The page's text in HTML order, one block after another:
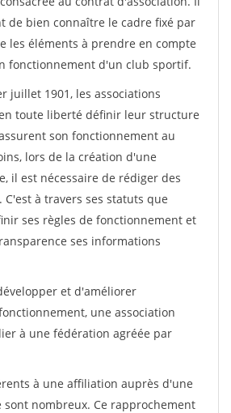
de bien connaître le cadre fixé par
les éléments à prendre en compte
fonctionnement d'un club sportif.
juillet 1901, les associations
toute liberté définir leur structure
son fonctionnement au
lors de la création d'une
il est nécessaire de rédiger des
à travers ses statuts que
ses règles de fonctionnement et
ses informations
et d'améliorer
une association
à une fédération agréée par
à une affiliation auprès d'une
nombreux. Ce rapprochement